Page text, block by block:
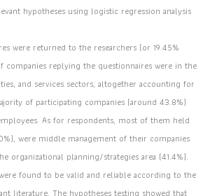
hypotheses using logistic regression analysis
were returned to the researchers (or 19.45%
companies replying the questionnaires were in the
and services sectors, altogether accounting for
of participating companies (around 43.8%)
As for respondents, most of them held
were middle management of their companies
organizational planning/strategies area (41.4%).
found to be valid and reliable according to the
literature. The hypotheses testing showed that